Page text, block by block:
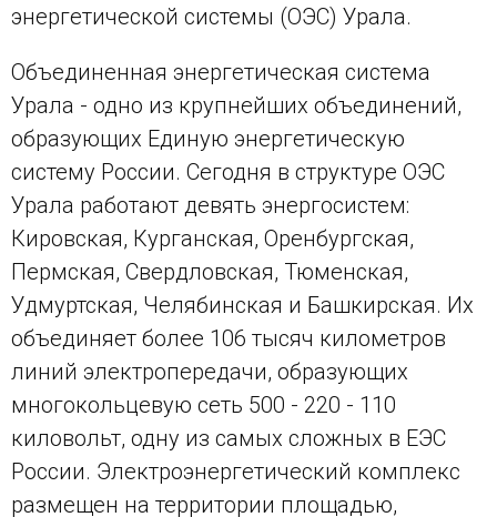
энергетической системы (ОЭС) Урала.
Объединенная энергетическая система
Урала - одно из крупнейших объединений,
образующих Единую энергетическую
систему России. Сегодня в структуре ОЭС
Урала работают девять энергосистем:
Кировская, Курганская, Оренбургская,
Пермская, Свердловская, Тюменская,
Удмуртская, Челябинская и Башкирская. Их
объединяет более 106 тысяч километров
линий электропередачи, образующих
многокольцевую сеть 500 - 220 - 110
киловольт, одну из самых сложных в ЕЭС
России. Электроэнергетический комплекс
размещен на территории площадью,